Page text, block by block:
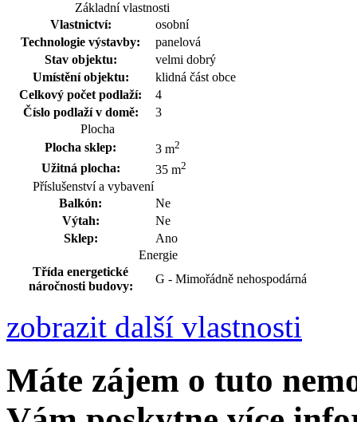
Základní vlastnosti
Vlastnictví:
osobní
Technologie výstavby:
panelová
Stav objektu:
velmi dobrý
Umístění objektu:
klidná část obce
Celkový počet podlaží:
4
Číslo podlaží v domě:
3
Plocha
Plocha sklep:
3 m2
Užitná plocha: 35 m2
Příslušenství a vybavení
Balkón:
Ne
Výtah:
Ne
Sklep:
Ano
Energie
Třída energetické
náročnosti budovy:
G - Mimořádně nehospodárná
zobrazit další vlastnosti
Máte zájem o tuto